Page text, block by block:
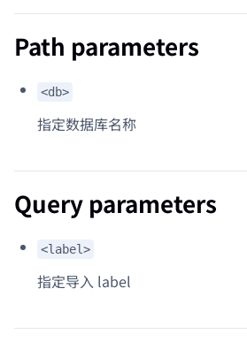
Path parameters
<db>
指定数据库名称
Query parameters
<label>
指定导入 label